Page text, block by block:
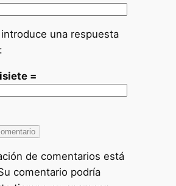
una respuesta
=
de comentarios está
comentario podría